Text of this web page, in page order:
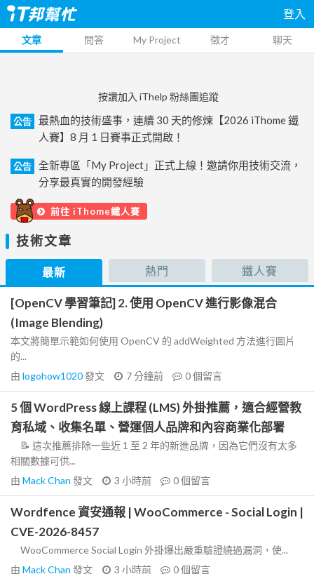
登入
文章 問答 My Project 徵才 聊天
按讚加入 iThelp 粉絲團追蹤
公告
最熱血的技術盛事，連續 30 天的修煉【2026 iThome 鐵
人賽】8 月 1 日賽事正式開啟！
公告
全新專區「My Project」正式上線！邀請你用技術交流，
分享最真實的開發經驗
前往 iThome鐵人賽
技術文章
最新 熱門 鐵人賽
[OpenCV 學習筆記] 2. 使用 OpenCV 進行影像混合
(Image Blending)
本文將簡單示範如何使用 OpenCV 的 addWeighted 方法進行圖片
的...
由 logohow1020發文 7 分鐘前 0個留言
5 個 WordPress 線上課程 (LMS) 外掛推薦，適合經營教
育私域、收集名單、營運個人品牌和內容商業化部署
📝 這次推薦排除一些近 1 至 2 年的新進品牌，因為它們沒有太多
相關數據可供...
由 Mack Chan 發文 3 小時前 0個留言
Wordfence 資安通報 | WooCommerce - Social Login |
CVE-2026-8457
WooCommerce Social Login 外掛爆出嚴重驗證繞過漏洞，使...
由 Mack Chan 發文 3 小時前 0個留言